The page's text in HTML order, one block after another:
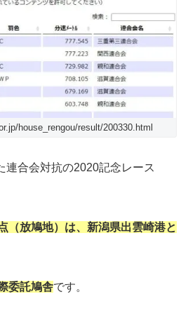
house_rengou/result/200330.html
連合会対抗の2020記念レース
（放鳩地）は、新潟県出雲崎港と
委託鳩舎です。